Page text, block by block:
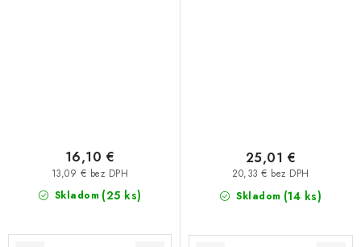
Skladom (25 ks)
13,09 € bez DPH
16,10 €
Skladom (14 ks)
20,33 € bez DPH
25,01 €